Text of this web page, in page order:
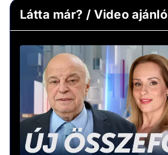
Látta már? / Video ajánló